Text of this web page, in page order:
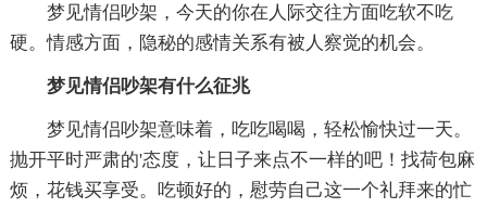
梦见情侣吵架，今天的你在人际交往方面吃软不吃
硬。情感方面，隐秘的感情关系有被人察觉的机会。
梦见情侣吵架有什么征兆
梦见情侣吵架意味着，吃吃喝喝，轻松愉快过一天。
抛开平时严肃的'态度，让日子来点不一样的吧！找荷包麻
烦，花钱买享受。吃顿好的，慰劳自己这一个礼拜来的忙